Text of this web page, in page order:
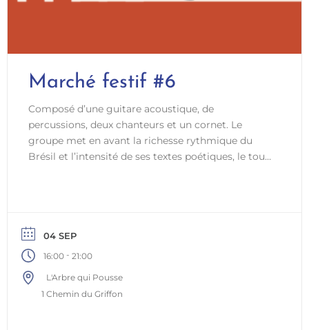
Marché festif #6
Composé d’une guitare acoustique, de
percussions, deux chanteurs et un cornet. Le
groupe met en avant la richesse rythmique du
Brésil et l’intensité de ses textes poétiques, le tout
émouvoir et à célébrer la vie. S’inspirant de
rythmes tels que le Maracatu, la Samba, Bossa
atmosphère immersive où les mots, la mélodie et
les percussions invitent le public à chanter, à
04 SEP
16:00 - 21:00
L'Arbre qui Pousse
1 Chemin du Griffon